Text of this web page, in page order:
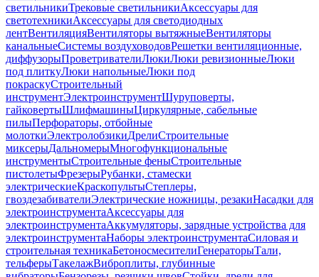
светильникиТрековые светильникиАксессуары для
светотехникиАксессуары для светодиодных
лентВентиляцияВентиляторы вытяжныеВентиляторы
канальныеСистемы воздуховодовРешетки вентиляционные,
диффузорыПроветривателиЛюкиЛюки ревизионныеЛюки
под плиткуЛюки напольныеЛюки под
покраскуСтроительный
инструментЭлектроинструментШуруповерты,
гайковертыШлифмашиныЦиркулярные, сабельные
пилыПерфораторы, отбойные
молоткиЭлектролобзикиДрелиСтроительные
миксерыДальномерыМногофункциональные
инструментыСтроительные феныСтроительные
пистолетыФрезерыРубанки, стамески
электрическиеКраскопультыСтеплеры,
гвоздезабивателиЭлектрические ножницы, резакиНасадки для
электроинструментаАксессуары для
электроинструментаАккумуляторы, зарядные устройства для
электроинструментаНаборы электроинструментаСиловая и
строительная техникаБетоносмесителиГенераторыТали,
тельферыТакелажВиброплиты, глубинные